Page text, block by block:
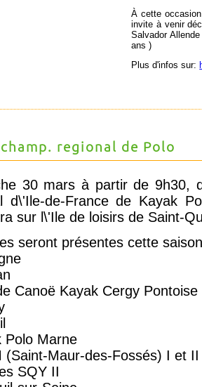
À cette
invite à venir
Salvador
ans )
Plus d'infos sur:
champ. regional de Polo
30 mars à partir de 9h30,
d\'Ile-de-France de Kayak
sur l\'Ile de loisirs de Saint-
seront présentes cette
Canoë Kayak Cergy Pontoise
Polo Marne
(Saint-Maur-des-Fossés) I et II
SQY II